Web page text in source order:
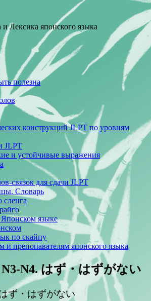
Лексика японского языка
полезна
конструкций JLPT по уровням
JLPT
и устойчивые выражения
связок для сдачи JLPT
Словарь
сленга
языке
по скайпу
и препопавателям японского языка
N4. はず・はずがない
ず・はずがない